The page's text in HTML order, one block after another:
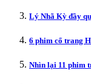
Lý Nhã Kỳ đầy
6 phim cổ trang
Nhìn lại 11 phim